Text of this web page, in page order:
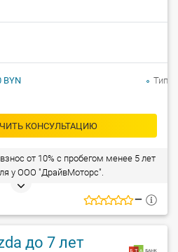
—
КОНСУЛЬТАЦИЮ
BYN
Тип
от 10% с пробегом менее 5 лет
у ООО "ДрайвМоторс".
до 7 лет